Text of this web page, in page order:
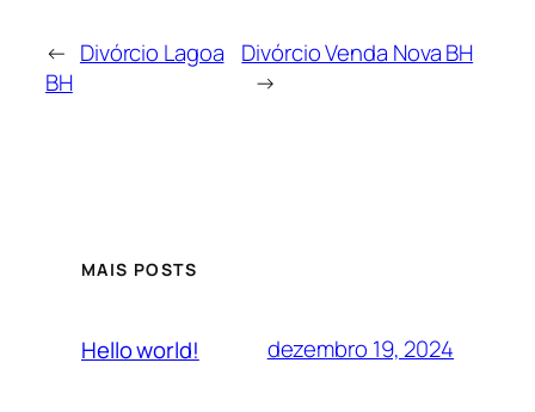
← Divórcio Lagoa
BH
Divórcio Venda Nova BH
→
MAIS POSTS
Hello world! dezembro 19, 2024